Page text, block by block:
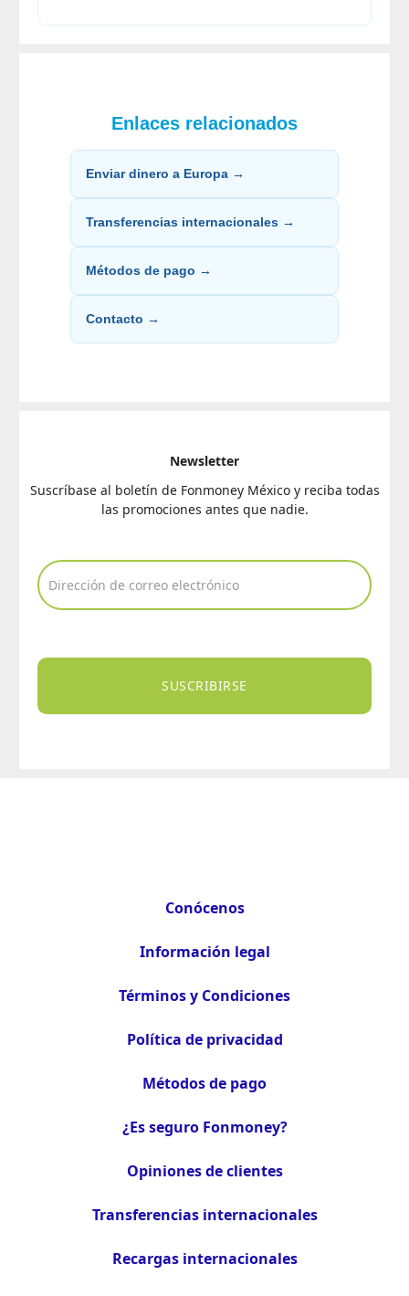
Enlaces relacionados
Enviar dinero a Europa →
Transferencias internacionales →
Métodos de pago →
Contacto →
Newsletter
Suscríbase al boletín de Fonmoney México y reciba todas
las promociones antes que nadie.
SUSCRIBIRSE
Conócenos
Información legal
Términos y Condiciones
Política de privacidad
Métodos de pago
¿Es seguro Fonmoney?
Opiniones de clientes
Transferencias internacionales
Recargas internacionales